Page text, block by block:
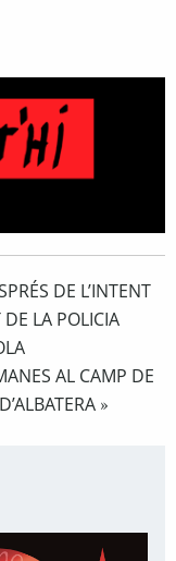
DE L’INTENT
DE LA POLICIA
AL CAMP DE
»